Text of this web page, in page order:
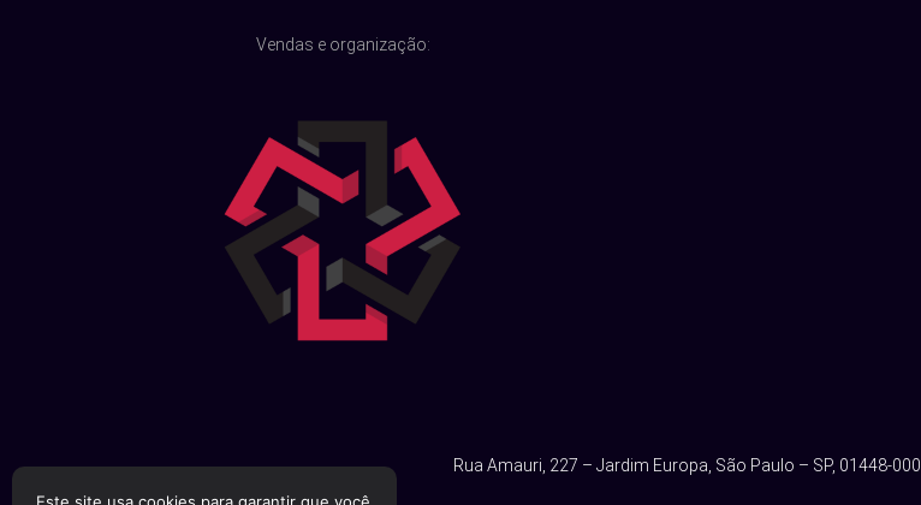
Vendas e organização:
Rua Amauri, 227 – Jardim Europa, São Paulo – SP, 01448-000